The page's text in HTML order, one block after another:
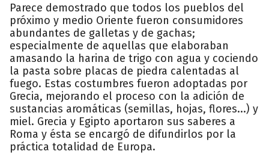
Parece demostrado que todos los pueblos del
próximo y medio Oriente fueron consumidores
abundantes de galletas y de gachas;
especialmente de aquellas que elaboraban
amasando la harina de trigo con agua y cociendo
la pasta sobre placas de piedra calentadas al
fuego. Estas costumbres fueron adoptadas por
Grecia, mejorando el proceso con la adición de
sustancias aromáticas (semillas, hojas, flores...) y
miel. Grecia y Egipto aportaron sus saberes a
Roma y ésta se encargó de difundirlos por la
práctica totalidad de Europa.